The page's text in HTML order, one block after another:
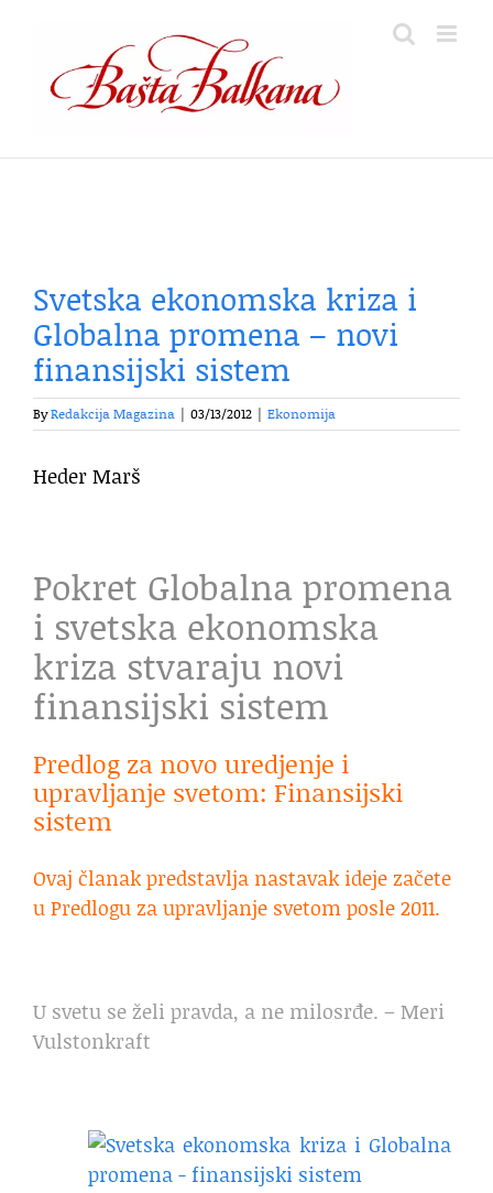
content
Svetska ekonomska kriza i
Globalna promena – novi
finansijski sistem
ByRedakcija Magazina 03/13/2012 Ekonomija
Heder Marš
Pokret Globalna promena
i svetska ekonomska
kriza stvaraju novi
finansijski sistem
Predlog za novo uredjenje i
upravljanje svetom: Finansijski
sistem
Ovaj članak predstavlja nastavak ideje začete
u Predlogu za upravljanje svetom posle 2011.
U svetu se želi pravda, a ne milosrđe. – Meri
Vulstonkraft